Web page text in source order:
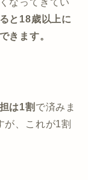
と18歳以上に
きます。
は1割 で済みま
が、これが1割